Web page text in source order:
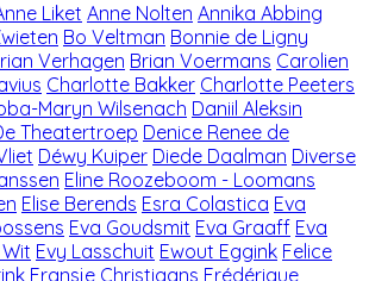
Liket Anne Nolten Annika Abbing
Bo Veltman Bonnie de Ligny
Verhagen Brian Voermans Carolien
Charlotte Bakker Charlotte Peeters
Maryn Wilsenach Daniil Aleksin
Theatertroep Denice Renee de
Déwy Kuiper Diede Daalman Diverse
Eline Roozeboom - Loomans
Elise Berends Esra Colastica Eva
Eva Goudsmit Eva Graaff Eva
Evy Lasschuit Ewout Eggink Felice
Fransje Christiaans Frédérique